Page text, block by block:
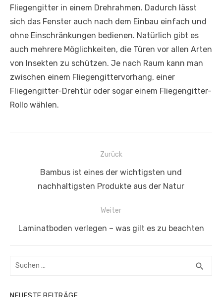
Fliegengitter in einem Drehrahmen. Dadurch lässt
sich das Fenster auch nach dem Einbau einfach und
ohne Einschränkungen bedienen. Natürlich gibt es
auch mehrere Möglichkeiten, die Türen vor allen Arten
von Insekten zu schützen. Je nach Raum kann man
zwischen einem Fliegengittervorhang, einer
Fliegengitter-Drehtür oder sogar einem Fliegengitter-
Rollo wählen.
Beitragsnavigation
Zurück
Vorheriger
Beitrag:
Bambus ist eines der wichtigsten und
nachhaltigsten Produkte aus der Natur
Weiter
Nächster
Laminatboden verlegen – was gilt es zu beachten
Suchen
search